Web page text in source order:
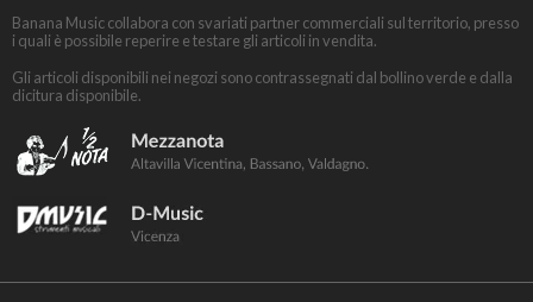
Banana Music collabora con svariati partner commerciali sul territorio, presso
i quali è possibile reperire e testare gli articoli in vendita.
Gli articoli disponibili nei negozi sono contrassegnati dal bollino verde e dalla
dicitura disponibile.